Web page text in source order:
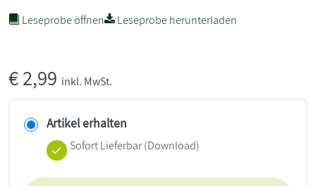
Leseprobe öffnen
Leseprobe herunterladen
€2,99 inkl. MwSt.
Artikel erhalten
Sofort Lieferbar (Download)